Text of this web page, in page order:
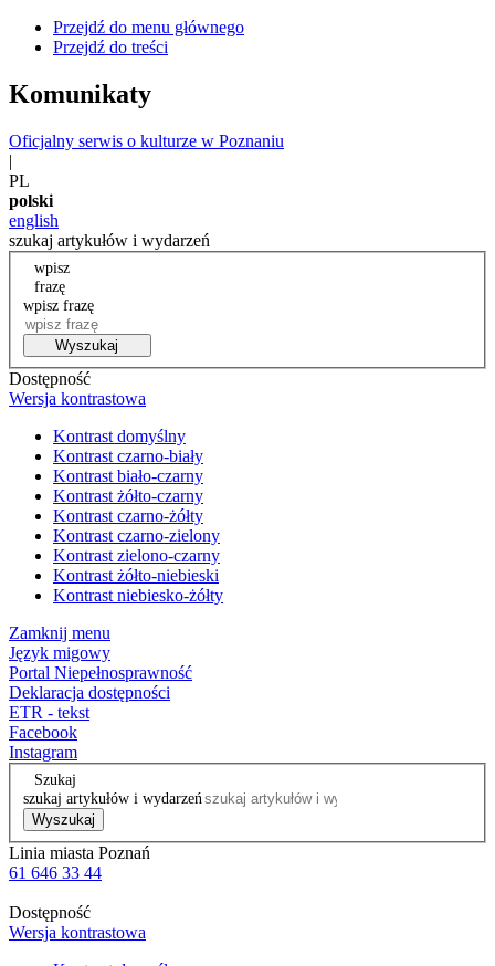
Przejdź do menu głównego
Przejdź do treści
Komunikaty
Oficjalny serwis o kulturze w Poznaniu
|
PL
polski
english
szukaj artykułów i wydarzeń
wpisz
frazę
wpisz frazę
Wyszukaj
Dostępność
Wersja kontrastowa
Kontrast domyślny
Kontrast czarno-biały
Kontrast biało-czarny
Kontrast żółto-czarny
Kontrast czarno-żółty
Kontrast czarno-zielony
Kontrast zielono-czarny
Kontrast żółto-niebieski
Kontrast niebiesko-żółty
Zamknij menu
Język migowy
Portal Niepełnosprawność
Deklaracja dostępności
ETR - tekst
Facebook
Instagram
Szukaj
szukaj artykułów i wydarzeń
Wyszukaj
Linia miasta Poznań
61 646 33 44
Dostępność
Wersja kontrastowa